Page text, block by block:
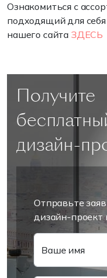
Ознакомиться с
подходящий для
нашего сайта ЗДЕСЬ
Получите
дизайн-
Отправьте
дизайн-
Ваше имя